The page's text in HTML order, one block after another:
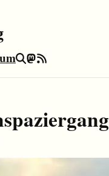
Suche
Mastodon
RSS-Feed